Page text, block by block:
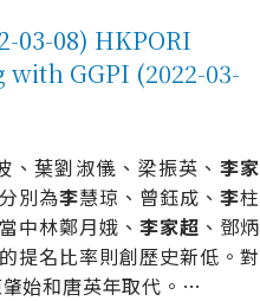
03-08) HKPORI
GGPI (2022-03-
葉劉淑儀、梁振英、 李家
別為李慧琼、曾鈺成、李柱
中林鄭月娥、李家超 、鄧炳
提名比率則創歷史新低。對
始和唐英年取代。 …